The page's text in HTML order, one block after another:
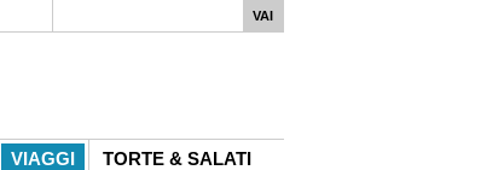
VIAGGI
TORTE & SALATI